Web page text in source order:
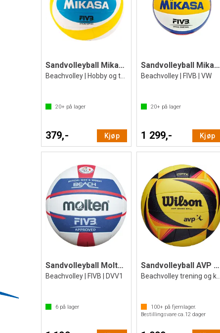
Sandvolleyball Mikasa BV543C-VXB-YSB
20+ på lager
379,- Kjøp
Sandvolleyball Mikasa Beach PRO BV550C
Beachvolley | FIVB | VW
20+ på lager
1 299,- Kjøp
Sandvolleyball Molten V5B5000
Beachvolley | FIVB | DVV1
6 på lager
Sandvolleyball AVP Wilson
100+ på fjernlager.
Bestillingsvare ca.12 dager